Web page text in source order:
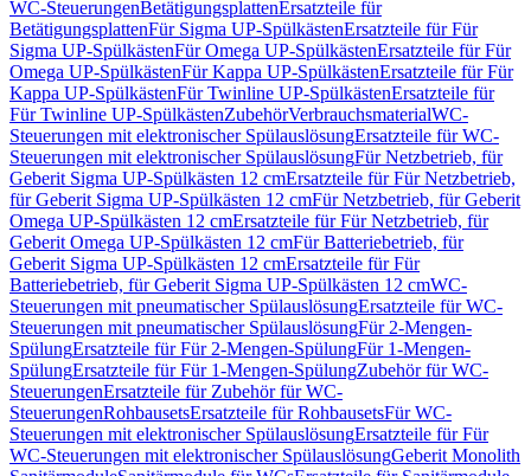
WC-SteuerungenBetätigungsplattenErsatzteile für
BetätigungsplattenFür Sigma UP-SpülkästenErsatzteile für Für
Sigma UP-SpülkästenFür Omega UP-SpülkästenErsatzteile für Für
Omega UP-SpülkästenFür Kappa UP-SpülkästenErsatzteile für Für
Kappa UP-SpülkästenFür Twinline UP-SpülkästenErsatzteile für
Für Twinline UP-SpülkästenZubehörVerbrauchsmaterialWC-
Steuerungen mit elektronischer SpülauslösungErsatzteile für WC-
Steuerungen mit elektronischer SpülauslösungFür Netzbetrieb, für
Geberit Sigma UP-Spülkästen 12 cmErsatzteile für Für Netzbetrieb,
für Geberit Sigma UP-Spülkästen 12 cmFür Netzbetrieb, für Geberit
Omega UP-Spülkästen 12 cmErsatzteile für Für Netzbetrieb, für
Geberit Omega UP-Spülkästen 12 cmFür Batteriebetrieb, für
Geberit Sigma UP-Spülkästen 12 cmErsatzteile für Für
Batteriebetrieb, für Geberit Sigma UP-Spülkästen 12 cmWC-
Steuerungen mit pneumatischer SpülauslösungErsatzteile für WC-
Steuerungen mit pneumatischer SpülauslösungFür 2-Mengen-
SpülungErsatzteile für Für 2-Mengen-SpülungFür 1-Mengen-
SpülungErsatzteile für Für 1-Mengen-SpülungZubehör für WC-
SteuerungenErsatzteile für Zubehör für WC-
SteuerungenRohbausetsErsatzteile für RohbausetsFür WC-
Steuerungen mit elektronischer SpülauslösungErsatzteile für Für
WC-Steuerungen mit elektronischer SpülauslösungGeberit Monolith